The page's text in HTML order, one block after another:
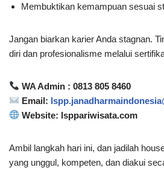
Membuktikan kemampuan sesuai
Jangan biarkan karier Anda stagnan.
diri dan profesionalisme melalui
WA Admin : 0813 805 8460
Email:
Website: lsppariwisata.com
Ambil langkah hari ini, dan jadilah
yang unggul, kompeten, dan diakui